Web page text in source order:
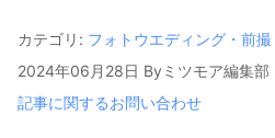
カテゴリ: フォトウエディング・前
2024年06月28日 By ミツモア編集部
記事に関するお問い合わせ